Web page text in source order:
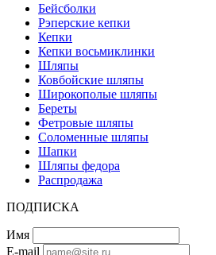
Бейсболки
Рэперские кепки
Кепки
Кепки восьмиклинки
Шляпы
Ковбойские шляпы
Широкополые шляпы
Береты
Фетровые шляпы
Соломенные шляпы
Шапки
Шляпы федора
Распродажа
ПОДПИСКА
Имя
E-mail